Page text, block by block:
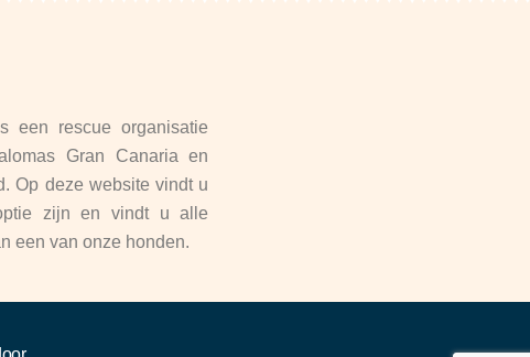
een rescue organisatie
Gran Canaria en
Op deze website vindt u
zijn en vindt u alle
een van onze honden.